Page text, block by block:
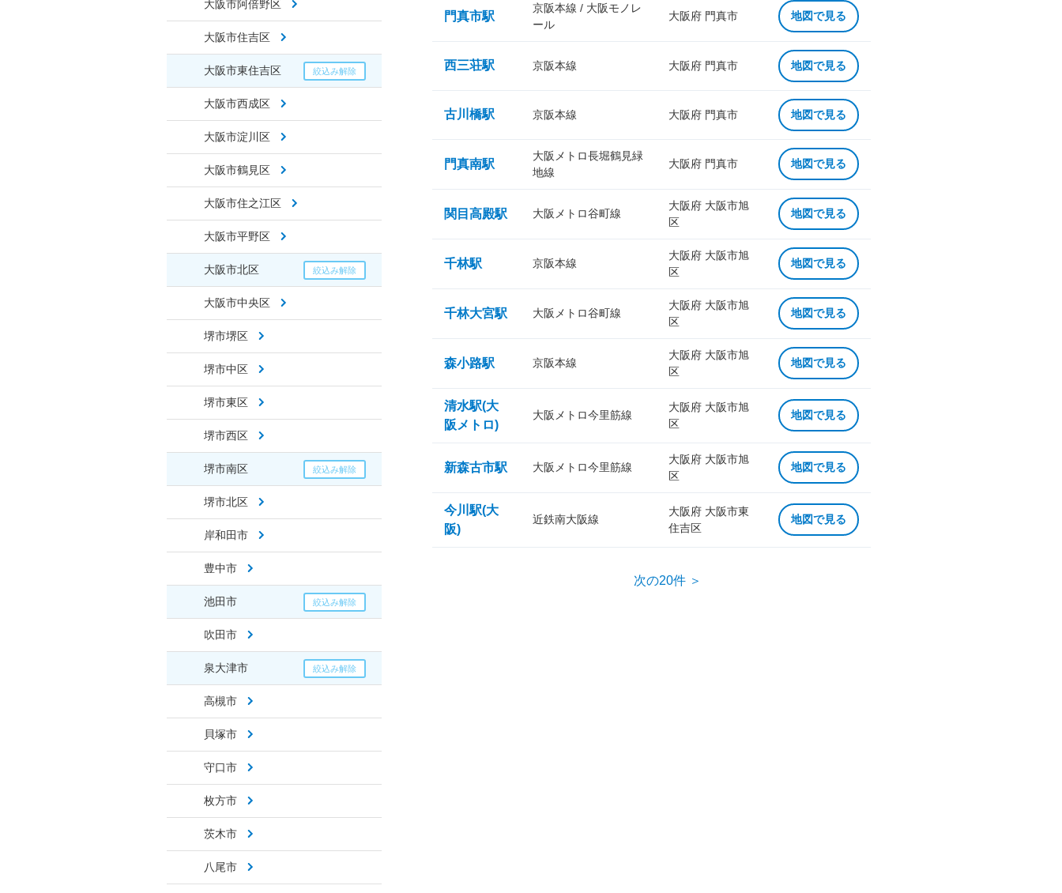
大阪市阿倍野区
大阪市住吉区
大阪市東住吉区
大阪市西成区
大阪市淀川区
大阪市鶴見区
大阪市住之江区
大阪市平野区
大阪市北区
大阪市中央区
堺市堺区
堺市中区
堺市東区
堺市西区
堺市南区
堺市北区
岸和田市
豊中市
池田市
吹田市
泉大津市
高槻市
貝塚市
守口市
枚方市
茨木市
八尾市
門真市駅
京阪本線 / 大阪モノレ
ール
大阪府 門真市 地図で見る
西三荘駅 京阪本線 大阪府 門真市 地図で見る
古川橋駅 京阪本線 大阪府 門真市 地図で見る
門真南駅
大阪メトロ長堀鶴見緑
地線
大阪府 門真市 地図で見る
関目高殿駅 大阪メトロ谷町線
大阪府 大阪市旭
区
地図で見る
千林駅 京阪本線
大阪府 大阪市旭
区
地図で見る
千林大宮駅 大阪メトロ谷町線
大阪府 大阪市旭
区
地図で見る
森小路駅 京阪本線
大阪府 大阪市旭
区
地図で見る
清水駅(大
阪メトロ)
大阪メトロ今里筋線
大阪府 大阪市旭
区
地図で見る
新森古市駅 大阪メトロ今里筋線
大阪府 大阪市旭
区
地図で見る
今川駅(大
阪)
近鉄南大阪線
大阪府 大阪市東
住吉区
地図で見る
次の20件 ＞